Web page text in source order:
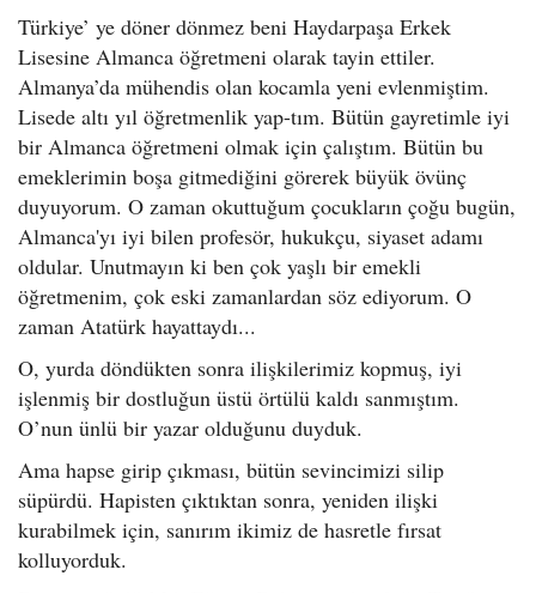
Türkiye’ ye döner dönmez beni Haydarpaşa Erkek
Lisesine Almanca öğretmeni olarak tayin ettiler.
Almanya’da mühendis olan kocamla yeni evlenmiştim.
Lisede altı yıl öğretmenlik yap-tım. Bütün gayretimle iyi
bir Almanca öğretmeni olmak için çalıştım. Bütün bu
emeklerimin boşa gitmediğini görerek büyük övünç
duyuyorum. O zaman okuttuğum çocukların çoğu bugün,
Almanca'yı iyi bilen profesör, hukukçu, siyaset adamı
oldular. Unutmayın ki ben çok yaşlı bir emekli
öğretmenim, çok eski zamanlardan söz ediyorum. O
zaman Atatürk hayattaydı...
O, yurda döndükten sonra ilişkilerimiz kopmuş, iyi
işlenmiş bir dostluğun üstü örtülü kaldı sanmıştım.
O’nun ünlü bir yazar olduğunu duyduk.
Ama hapse girip çıkması, bütün sevincimizi silip
süpürdü. Hapisten çıktıktan sonra, yeniden ilişki
kurabilmek için, sanırım ikimiz de hasretle fırsat
kolluyorduk.